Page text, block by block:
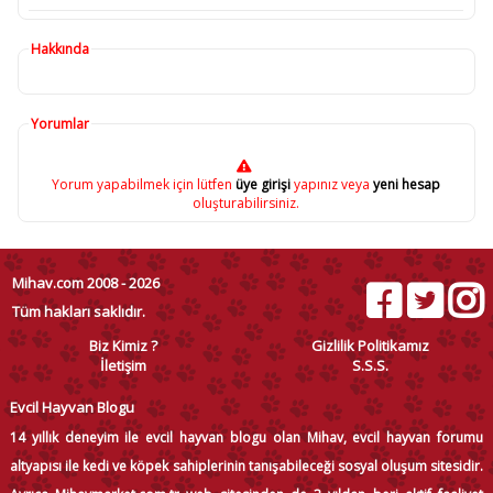
Hakkında
Yorumlar
Yorum yapabilmek için lütfen üye girişiyapınız veya yeni hesap
oluşturabilirsiniz.
Mihav.com 2008 - 2026
Tüm hakları saklıdır.
Biz Kimiz ?
Gizlilik Politikamız
İletişim
S.S.S.
Evcil Hayvan Blogu
14 yıllık deneyim ile evcil hayvan blogu olan Mihav, evcil hayvan forumu
altyapısı ile kedi ve köpek sahiplerinin tanışabileceği sosyal oluşum sitesidir.